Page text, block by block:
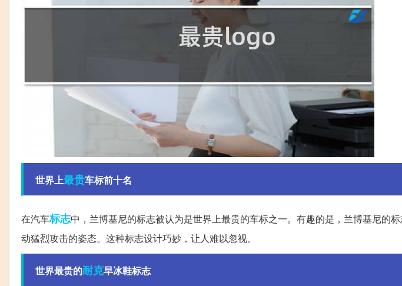
世界上最贵车标前十名
在汽车标志中，兰博基尼的标志被认为是世界上最贵的车标之一。有趣的是，兰博基尼的
动猛烈攻击的姿态。这种标志设计巧妙，让人难以忽视。
世界最贵的耐克旱冰鞋标志